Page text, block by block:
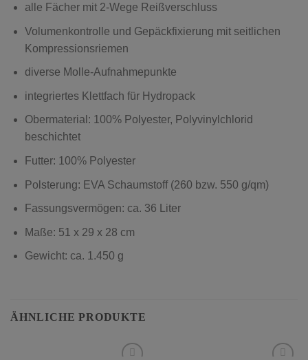
alle Fächer mit 2-Wege Reißverschluss
Volumenkontrolle und Gepäckfixierung mit seitlichen
Kompressionsriemen
diverse Molle-Aufnahmepunkte
integriertes Klettfach für Hydropack
Obermaterial: 100% Polyester, Polyvinylchlorid
beschichtet
Futter: 100% Polyester
Polsterung: EVA Schaumstoff (260 bzw. 550 g/qm)
Fassungsvermögen: ca. 36 Liter
Maße: 51 x 29 x 28 cm
Gewicht: ca. 1.450 g
ÄHNLICHE PRODUKTE